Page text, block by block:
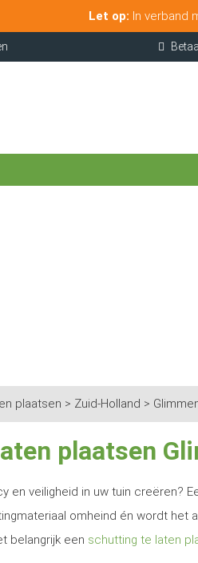
Let op: In verband
plaatsen > Zuid-Holland >
plaatsen
en veiligheid in uw tuin creëren?
omheind én wordt het
belangrijk een schutting te laten